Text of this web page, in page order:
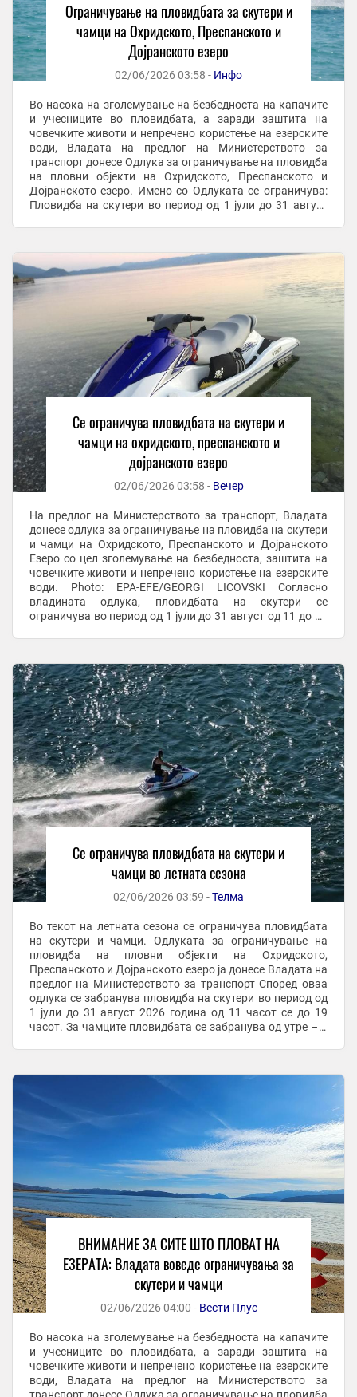
Ограничување на пловидбата за скутери и
чамци на Охридското, Преспанското и
Дојранското езеро
02/06/2026 03:58 - Инфо
Во насока на зголемување на безбедноста на капачите
и учесниците во пловидбата, а заради заштита на
човечките животи и непречено користење на езерските
води, Владата на предлог на Министерството за
транспорт донесе Одлука за ограничување на пловидба
на пловни објекти на Охридското, Преспанското и
Дојранското езеро. Имено со Одлуката се ограничува:
Пловидба на скутери во период од 1 јули до 31 август
Се ограничува пловидбата на скутери и
чамци на охридското, преспанското и
дојранското езеро
02/06/2026 03:58 - Вечер
На предлог на Министерството за транспорт, Владата
донесе одлука за ограничување на пловидба на скутери
и чамци на Охридското, Преспанското и Дојранското
Езеро со цел зголемување на безбедноста, заштита на
човечките животи и непречено користење на езерските
води. Photo: EPA-EFE/GEORGI LICOVSKI Согласно
владината одлука, пловидбата на скутери се
ограничува во период од 1 јули до 31 август од 11 до 19
Се ограничува пловидбата на скутери и
чамци во летната сезона
02/06/2026 03:59 -Телма
Во текот на летната сезона се ограничува пловидбата
на скутери и чамци. Одлуката за ограничување на
пловидба на пловни објекти на Охридското,
Преспанското и Дојранското езеро ја донесе Владата на
предлог на Министерството за транспорт Според оваа
одлука се забранува пловидба на скутери во период од
1 јули до 31 август 2026 година од 11 часот се до 19
часот. За чамците пловидбата се забранува од утре – 3
ВНИМАНИЕ ЗА СИТЕ ШТО ПЛОВАТ НА
ЕЗЕРАТА: Владата воведе ограничувања за
скутери и чамци
02/06/2026 04:00 - Вести Плус
Во насока на зголемување на безбедноста на капачите
и учесниците во пловидбата, а заради заштита на
човечките животи и непречено користење на езерските
води, Владата на предлог на Министерството за